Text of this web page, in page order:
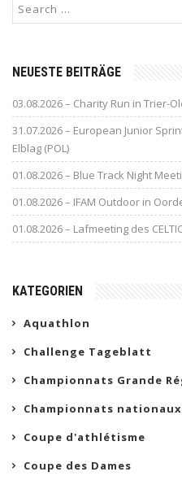
NEUESTE BEITRÄGE
03.08.2026 – Charity Run in Trier-
31.07.2026 – European Junior
Elblag (POL)
01.08.2026 – Blue Track Night
01.08.2026 – IFAM Outdoor in
01.08.2026 – Lafmeeting des
KATEGORIEN
Aquathlon
Challenge Tageblatt
Championnats Grande
Championnats nationaux
Coupe d'athlétisme
Coupe des Dames